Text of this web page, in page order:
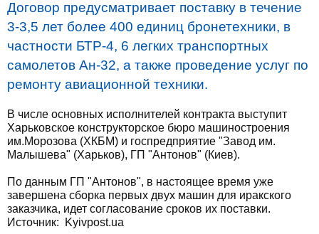
Договор предусматривает поставку в течение
3-3,5 лет более 400 единиц бронетехники, в
частности БТР-4, 6 легких транспортных
самолетов Ан-32, а также проведение услуг по
ремонту авиационной техники.
В числе основных исполнителей контракта выступит
Харьковское конструкторское бюро машиностроения
им.Морозова (ХКБМ) и госпредприятие "Завод им.
Малышева" (Харьков), ГП "Антонов" (Киев).
По данным ГП "Антонов", в настоящее время уже
завершена сборка первых двух машин для иракского
заказчика, идет согласование сроков их поставки.
Источник:
Kyivpost.ua